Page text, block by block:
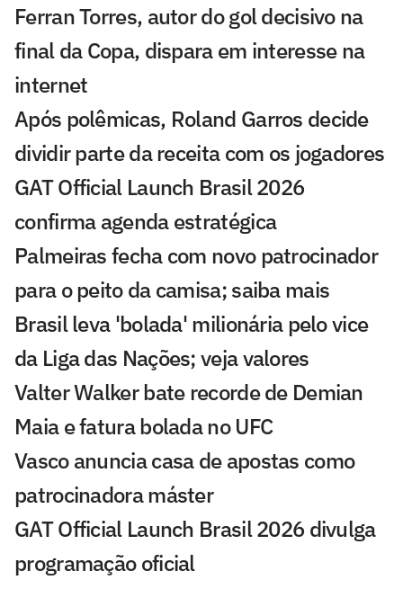
Ferran Torres, autor do gol decisivo na
final da Copa, dispara em interesse na
internet
Após polêmicas, Roland Garros decide
dividir parte da receita com os jogadores
GAT Official Launch Brasil 2026
confirma agenda estratégica
Palmeiras fecha com novo patrocinador
para o peito da camisa; saiba mais
Brasil leva 'bolada' milionária pelo vice
da Liga das Nações; veja valores
Valter Walker bate recorde de Demian
Maia e fatura bolada no UFC
Vasco anuncia casa de apostas como
patrocinadora máster
GAT Official Launch Brasil 2026 divulga
programação oficial